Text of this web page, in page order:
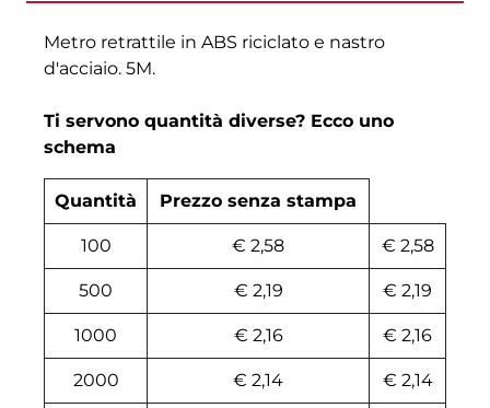
Metro retrattile in ABS riciclato e nastro
d'acciaio. 5M.
Ti servono quantità diverse? Ecco uno
schema
Quantità Prezzo senza stampa
100 € 2,58 € 2,58
500 € 2,19 € 2,19
1000 € 2,16 € 2,16
2000 € 2,14 € 2,14